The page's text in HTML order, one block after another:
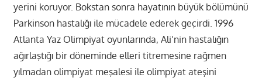
yerini koruyor. Bokstan sonra hayatının büyük bölümünü
Parkinson hastalığı ile mücadele ederek geçirdi. 1996
Atlanta Yaz Olimpiyat oyunlarında, Ali’nin hastalığın
ağırlaştığı bir döneminde elleri titremesine rağmen
yılmadan olimpiyat meşalesi ile olimpiyat ateşini